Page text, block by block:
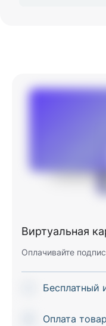
Виртуальная
Оплачивайте
Бесплатный
Оплата